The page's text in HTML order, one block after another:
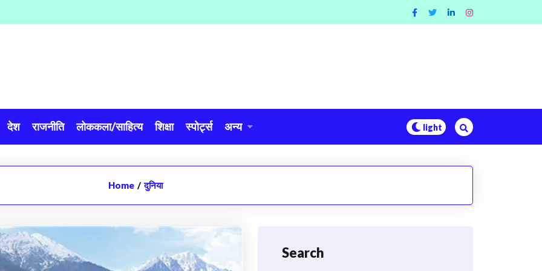
देश राजनीति लोककला/साहित्य शिक्षा स्पोर्ट्स अन्य
Home / दुनिया
Search